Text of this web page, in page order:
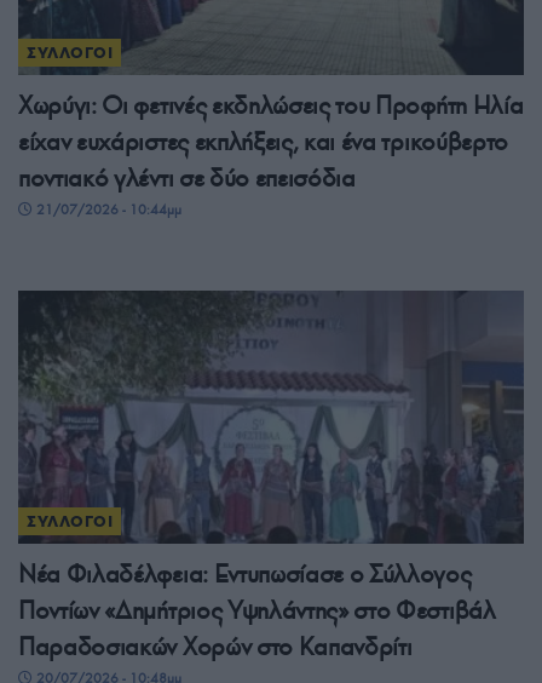
ΣΥΛΛΟΓΟΙ
Χωρύγι: Οι φετινές εκδηλώσεις του Προφήτη Ηλία
είχαν ευχάριστες εκπλήξεις, και ένα τρικούβερτο
ποντιακό γλέντι σε δύο επεισόδια
21/07/2026 - 10:44μμ
ΣΥΛΛΟΓΟΙ
Νέα Φιλαδέλφεια: Εντυπωσίασε ο Σύλλογος
Ποντίων «Δημήτριος Υψηλάντης» στο Φεστιβάλ
Παραδοσιακών Χορών στο Καπανδρίτι
20/07/2026 - 10:48μμ